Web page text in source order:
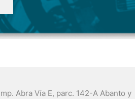
Abra Vía E, parc. 142-A Abanto y